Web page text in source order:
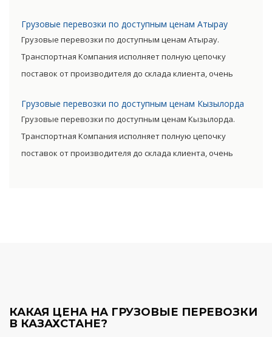
позволяют уменьшить транспортные затраты,
существенно снизив уровень итоговой цены товара.
Грузовые перевозки по доступным ценам Атырау
Грузовые перевозки по доступным ценам Атырау.
Транспортная Компания исполняет полную цепочку
поставок от производителя до склада клиента, очень
позволяют уменьшить транспортные затраты,
существенно снизив уровень итоговой цены товара.
Грузовые перевозки по доступным ценам Кызылорда
Грузовые перевозки по доступным ценам Кызылорда.
Транспортная Компания исполняет полную цепочку
поставок от производителя до склада клиента, очень
КАКАЯ ЦЕНА НА ГРУЗОВЫЕ ПЕРЕВОЗКИ
В КАЗАХСТАНЕ?